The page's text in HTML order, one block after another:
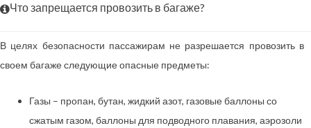
Что запрещается провозить в багаже?
В целях безопасности пассажирам не разрешается провозить в
своем багаже следующие опасные предметы:
Газы – пропан, бутан, жидкий азот, газовые баллоны со
сжатым газом, баллоны для подводного плавания, аэрозоли